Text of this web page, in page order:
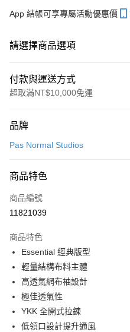
App 結帳可享專屬活動優惠價
請選擇商品選項
付款與運送方式
超取滿NT$10,000免運
信用卡一次付款
LINE Pay
Apple Pay
運送方式
全家店到店
每筆NT$80，滿NT$10,000(含以
付款後全家取貨
每筆NT$80，滿NT$10,000(含以
品牌
Pas Normal Studios
商品特色
商品編號
11821039
商品特色
Essential 經典版型
輕量結構布料主體
高透氣網布袖設計
極佳透氣性
YKK 全開式拉鍊
低領口設計提升通風